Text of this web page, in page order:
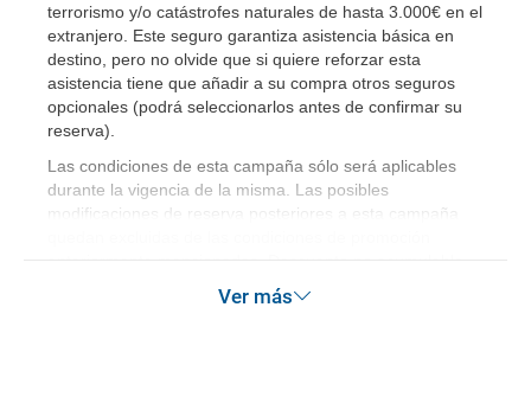
¿Cuáles son las condiciones generales en las
reservas de viajes?
¿Cuáles son los impuestos de entrada y salida del
país si viajo a América?
¿Qué hago si el traslado contratado del aeropuerto
¿Necesito visado para poder ir a ...?
terrorismo y/o catástrofes naturales de hasta 3.000€ en el
extranjero. Este seguro garantiza asistencia básica en
destino, pero no olvide que si quiere reforzar esta
asistencia tiene que añadir a su compra otros seguros
opcionales (podrá seleccionarlos antes de confirmar su
reserva)
Las condiciones de esta campaña sólo será aplicables
durante la vigencia de la misma. Las posibles
modificaciones de reserva posteriores a esta campaña
Ver más